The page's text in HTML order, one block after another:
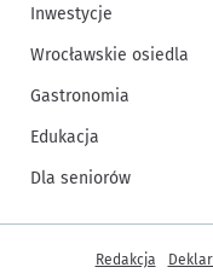
Inwestycje
Wrocławskie osiedla
Gastronomia
Edukacja
Dla seniorów
Inne
Redakcja